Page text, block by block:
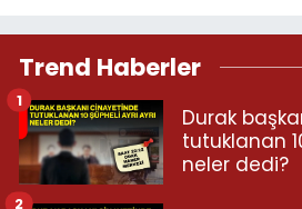
Trend Haberler
Durak
tutuklanan
neler dedi?
1
2